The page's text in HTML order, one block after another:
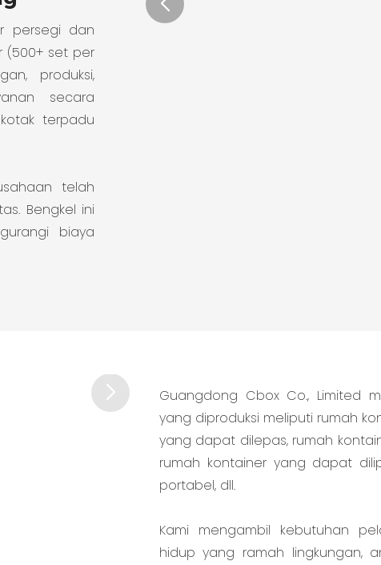
persegi dan
(500+ set per
produksi,
secara
terpadu
telah
Bengkel ini
biaya
Guangdong Cbox Co., Limited
yang diproduksi meliputi rumah
yang dapat dilepas, rumah
rumah kontainer yang dapat
portabel, dll.
Kami mengambil kebutuhan
hidup yang ramah lingkungan,